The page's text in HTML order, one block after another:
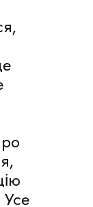
Усе